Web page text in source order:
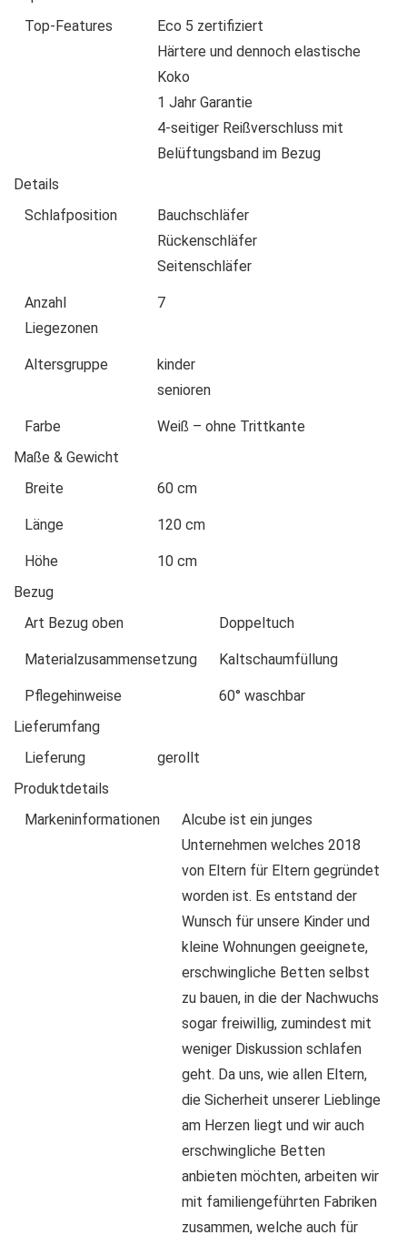
Top-Features
Eco 5 zertifiziert
Härtere und dennoch elastische
Koko
1 Jahr Garantie
4-seitiger Reißverschluss mit
Belüftungsband im Bezug
Details
Schlafposition
Bauchschläfer
Rückenschläfer
Seitenschläfer
Anzahl
Liegezonen
7
Altersgruppe
kinder
senioren
Farbe
Weiß – ohne Trittkante
Maße & Gewicht
Breite
60 cm
Länge 120 cm
Höhe
10 cm
Bezug
Art Bezug oben
Doppeltuch
Materialzusammensetzung Kaltschaumfüllung
Pflegehinweise
60° waschbar
Lieferumfang
Lieferung
gerollt
Produktdetails
Markeninformationen
Alcube ist ein junges
Unternehmen welches 2018
von Eltern für Eltern gegründet
worden ist. Es entstand der
Wunsch für unsere Kinder und
kleine Wohnungen geeignete,
erschwingliche Betten selbst
zu bauen, in die der Nachwuchs
sogar freiwillig, zumindest mit
weniger Diskussion schlafen
geht. Da uns, wie allen Eltern,
die Sicherheit unserer Lieblinge
am Herzen liegt und wir auch
erschwingliche Betten
anbieten möchten, arbeiten wir
mit familiengeführten Fabriken
zusammen, welche auch für